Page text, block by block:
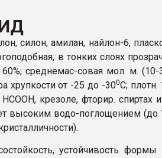
силон, амилан, найлон-6,
в тонких слоях
среднемас-совая мол. м. (10-
хрупкости от -25 до -300C; плотн.
крезоле, фторир. спиртах
высоким водо-поглощением (до
устойчивость формы